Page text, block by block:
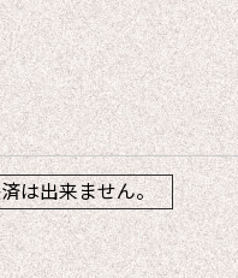
は出来ません。